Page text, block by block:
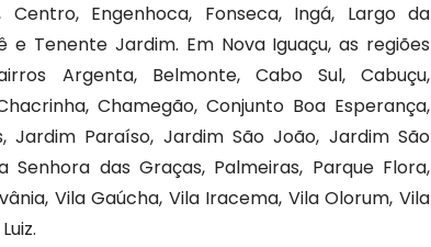
Centro, Engenhoca, Fonseca, Ingá, Largo da
e Tenente Jardim. Em Nova Iguaçu, as regiões
Argenta, Belmonte, Cabo Sul, Cabuçu,
Chamegão, Conjunto Boa Esperança,
Jardim Paraíso, Jardim São João, Jardim São
Senhora das Graças, Palmeiras, Parque Flora,
Vila Gaúcha, Vila Iracema, Vila Olorum, Vila